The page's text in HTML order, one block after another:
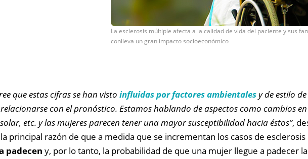
La esclerosis múltiple afecta a la calidad de vida del paciente y sus
conlleva un gran impacto socioeconómico
que estas cifras se han visto influidas por factores ambientalesy de estilo
con el pronóstico. Estamos hablando de aspectos como cambios
etc. y las mujeres parecen tener una mayor susceptibilidad hacia éstos”,
principal razón de que a medida que se incrementan los casos de
padecen y, por lo tanto, la probabilidad de que una mujer llegue a padecer